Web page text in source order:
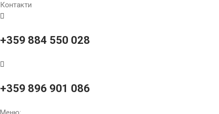
Контакти
+359 884 550 028
+359 896 901 086